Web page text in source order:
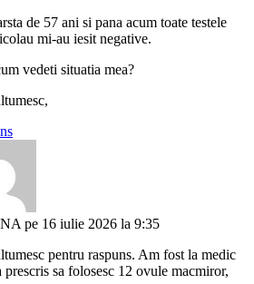
de 57 ani si pana acum toate testele
mi-au iesit negative.
vedeti situatia mea?
pe 16 iulie 2026 la 9:35
pentru raspuns. Am fost la medic
prescris sa folosesc 12 ovule macmiror,